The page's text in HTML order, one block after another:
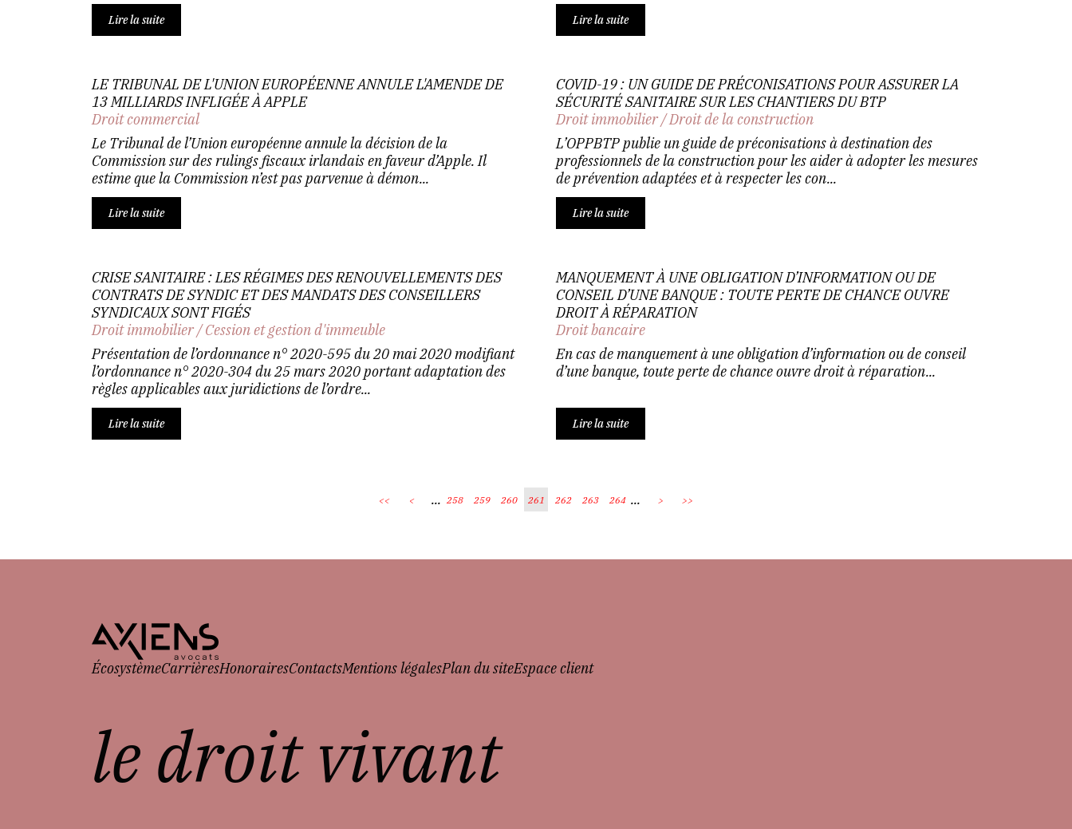
Lire la suite Lire la suite
LE TRIBUNAL DE L'UNION EUROPÉENNE ANNULE L'AMENDE DE
13 MILLIARDS INFLIGÉE À APPLE
Droit commercial
Le Tribunal de l’Union européenne annule la décision de la
Commission sur des rulings fiscaux irlandais en faveur d’Apple. Il
estime que la Commission n’est pas parvenue à démon...
Lire la suite
COVID-19 : UN GUIDE DE PRÉCONISATIONS POUR ASSURER LA
SÉCURITÉ SANITAIRE SUR LES CHANTIERS DU BTP
Droit immobilier/Droit de la construction
L’OPPBTP publie un guide de préconisations à destination des
professionnels de la construction pour les aider à adopter les mesures
de prévention adaptées et à respecter les con...
Lire la suite
CRISE SANITAIRE : LES RÉGIMES DES RENOUVELLEMENTS DES
CONTRATS DE SYNDIC ET DES MANDATS DES CONSEILLERS
SYNDICAUX SONT FIGÉS
Droit immobilier/Cession et gestion d'immeuble
Présentation de l’ordonnance n° 2020-595 du 20 mai 2020 modifiant
l’ordonnance n° 2020-304 du 25 mars 2020 portant adaptation des
règles applicables aux juridictions de l’ordre...
Lire la suite
MANQUEMENT À UNE OBLIGATION D’INFORMATION OU DE
CONSEIL D’UNE BANQUE : TOUTE PERTE DE CHANCE OUVRE
DROIT À RÉPARATION
Droit bancaire
En cas de manquement à une obligation d’information ou de conseil
d’une banque, toute perte de chance ouvre droit à réparation...
Lire la suite
<< < ... 258 259 260 261 262 263 264 ... > >>
ÉcosystèmeCarrièresHonorairesContactsMentions légalesPlan du siteEspace client
le droit vivant